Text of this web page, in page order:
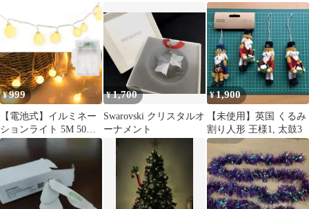
テ・フローリッヒ
¥999
【電池式】イルミネー
ションライト 5M 50個
LED クリスマスツリー
ライト
¥1,700
Swarovski クリスタルオ
ーナメント
¥1,900
【未使用】英国 くるみ
割り人形 王様1, 太鼓3